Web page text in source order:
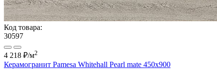
Код товара:
30597
4 218 ₽/м2
Керамогранит Pamesa Whitehall Pearl mate 450x900